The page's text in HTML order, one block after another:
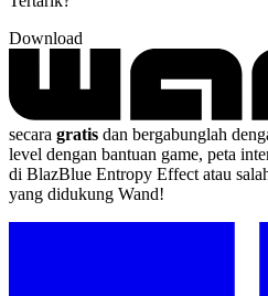
Download
secara gratis dan bergabunglah
level dengan bantuan game, peta
di BlazBlue Entropy Effect atau
yang didukung Wand!